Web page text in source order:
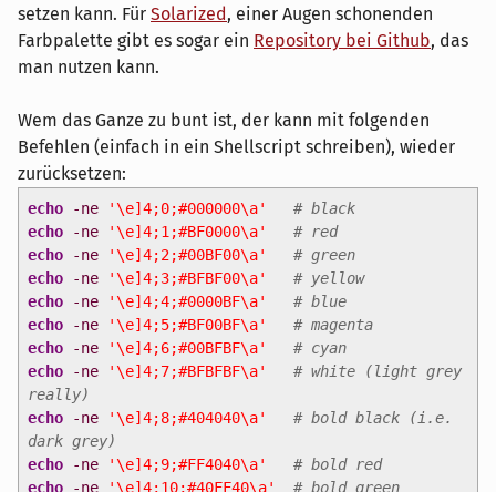
setzen kann. Für Solarized, einer Augen schonenden
Farbpalette gibt es sogar ein Repository bei Github, das
man nutzen kann.
Wem das Ganze zu bunt ist, der kann mit folgenden
Befehlen (einfach in ein Shellscript schreiben), wieder
zurücksetzen:
echo -ne '\e]4;0;#000000\a'
# black
echo
-ne '\e]4;1;#BF0000\a'
# red
echo
-ne '\e]4;2;#00BF00\a'
# green
echo
-ne '\e]4;3;#BFBF00\a'
# yellow
echo
-ne '\e]4;4;#0000BF\a'
# blue
echo
-ne '\e]4;5;#BF00BF\a'
# magenta
echo
-ne '\e]4;6;#00BFBF\a'
# cyan
echo
-ne '\e]4;7;#BFBFBF\a'
# white (light grey
really)
echo
-ne '\e]4;8;#404040\a'
# bold black (i.e.
dark grey)
echo
-ne '\e]4;9;#FF4040\a'
# bold red
echo
-ne '\e]4;10;#40FF40\a'
# bold green